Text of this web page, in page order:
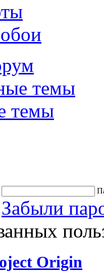
темы
темы
Забыли
Origin